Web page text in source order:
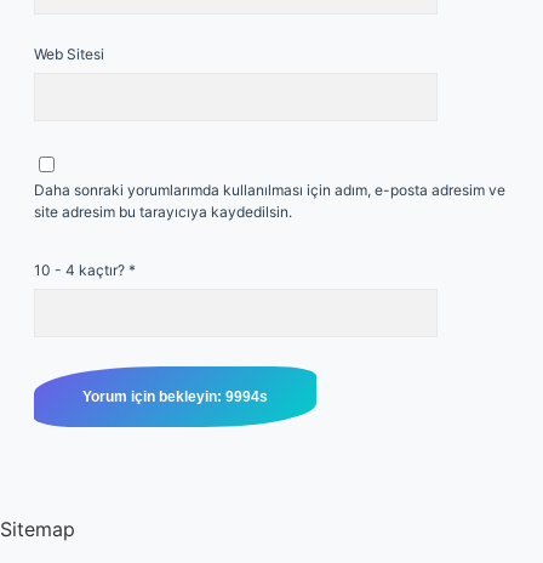
Web Sitesi
Daha sonraki yorumlarımda kullanılması için adım, e-posta adresim ve
site adresim bu tarayıcıya kaydedilsin.
10 - 4 kaçtır? *
Sitemap